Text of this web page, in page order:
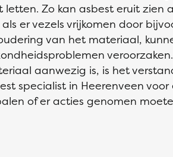
letten. Zo kan asbest eruit zien
als er vezels vrijkomen door
van het materiaal,
aanwezig is, is het
specialist in Heerenveen
of er acties genomen